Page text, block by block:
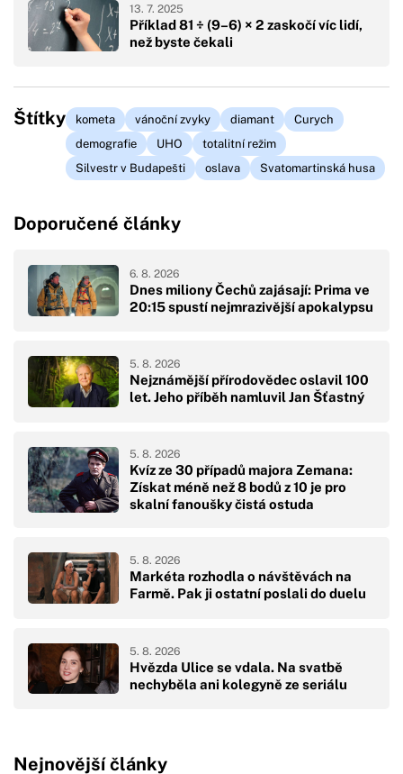
Příklad 81 ÷ (9–6) × 2 zaskočí víc lidí,
než byste čekali
13. 7. 2025
Štítky kometa vánoční zvyky diamant
Curych
demografie
UHO
totalitní režim
Silvestr v Budapešti
oslava Svatomartinská husa
Doporučené články
Dnes miliony Čechů zajásají: Prima ve
20:15 spustí nejmrazivější apokalypsu
6. 8. 2026
Nejznámější přírodovědec oslavil 100
let. Jeho příběh namluvil Jan Šťastný
5. 8. 2026
Kvíz ze 30 případů majora Zemana:
Získat méně než 8 bodů z 10 je pro
skalní fanoušky čistá ostuda
5. 8. 2026
Markéta rozhodla o návštěvách na
Farmě. Pak ji ostatní poslali do duelu
5. 8. 2026
Hvězda Ulice se vdala. Na svatbě
nechyběla ani kolegyně ze seriálu
5. 8. 2026
Nejnovější články